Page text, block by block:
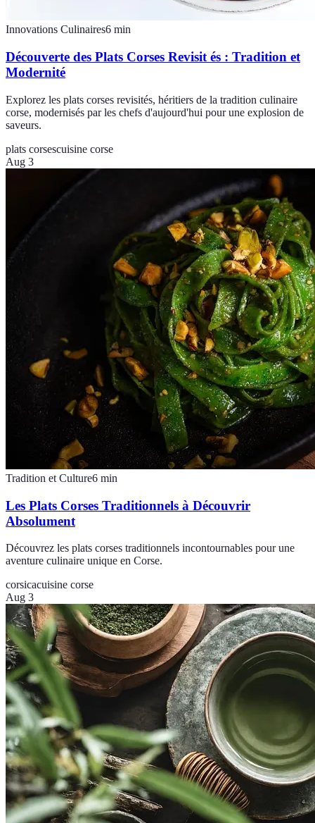
Innovations Culinaires6 min
Découverte des Plats Corses Revisit és : Tradition et
Modernité
Explorez les plats corses revisités, héritiers de la tradition culinaire
corse, modernisés par les chefs d'aujourd'hui pour une explosion de
saveurs.
plats corsescuisine corse
Aug 3
Tradition et Culture6 min
Les Plats Corses Traditionnels à Découvrir
Absolument
Découvrez les plats corses traditionnels incontournables pour une
aventure culinaire unique en Corse.
corsicacuisine corse
Aug 3